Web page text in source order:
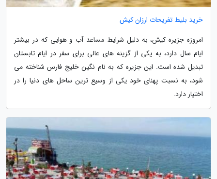
خرید بلیط تفریحات ارزان کیش
امروزه جزیره کیش، به دلیل شرایط مساعد آب و هوایی که در بیشتر
ایام سال دارد، به یکی از گزینه های عالی برای سفر در ایام تابستان
تبدیل شده است. این جزیره که به نام نگین خلیج فارس شناخته می
شود، به نسبت پهنای خود یکی از وسیع ترین ساحل های دنیا را در
اختیار دارد.